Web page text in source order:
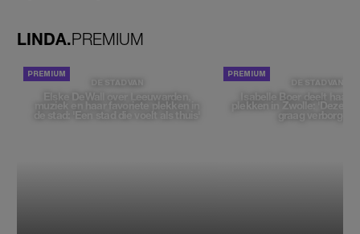
LINDA.PREMIUM
DE STAD VAN
Elske DeWall over Leeuwarden,
muziek en haar favoriete plekken in
de stad: 'Een stad die voelt als thuis'
DE STAD VAN
Isabelle Boer deelt haar
plekken in Zwolle: 'Deze
graag verborgen'